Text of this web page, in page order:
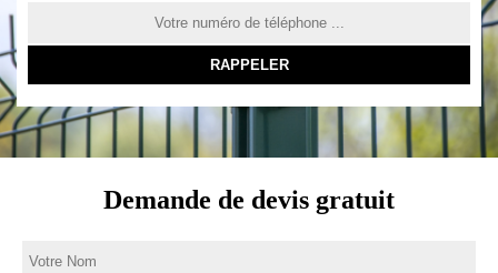
Demande de devis gratuit